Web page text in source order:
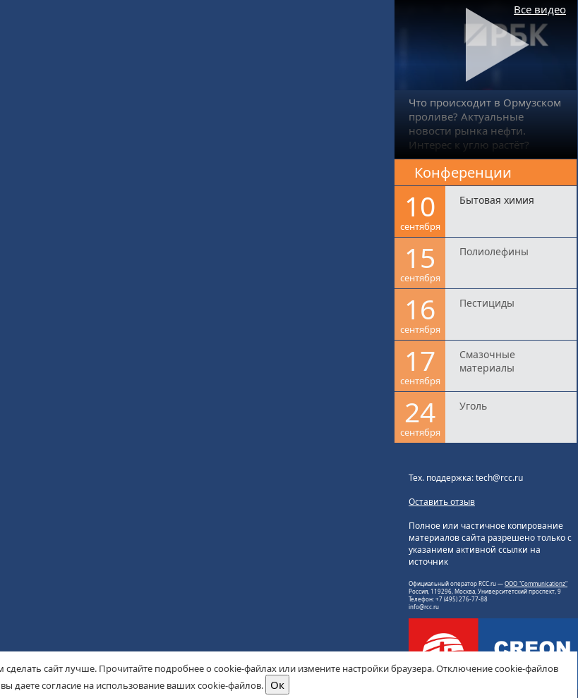
Что происходит в Ормузском
проливе? Актуальные
новости рынка нефти.
Интерес к углю растёт?
Все видео
Конференции
10
сентября
Бытовая химия
15
сентября
Полиолефины
16
сентября
Пестициды
17
сентября
Смазочные
материалы
24
сентября
Уголь
Тех. поддержка: tech@rcc.ru
Оставить отзыв
Полное или частичное копирование
материалов сайта разрешено только с
указанием активной ссылки на
источник
Официальный оператор RCC.ru —ООО "Communicationz"
Россия, 119296, Москва, Университетский проспект, 9
Телефон: +7 (495) 276-77-88
info@rcc.ru
сайт лучше. Прочитайте подробнее о cookie-файлах или измените настройки браузера. Отключение cookie-файлов
даете согласие на использование ваших cookie-файлов.